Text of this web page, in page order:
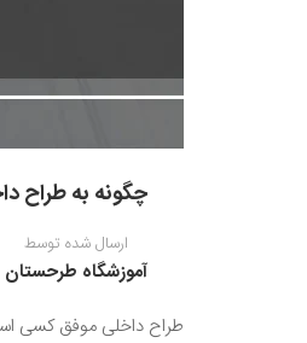
چگونه به طراح
ارسال شده توسط
آموزشگاه طرحستان
طراح داخلی موفق کسی